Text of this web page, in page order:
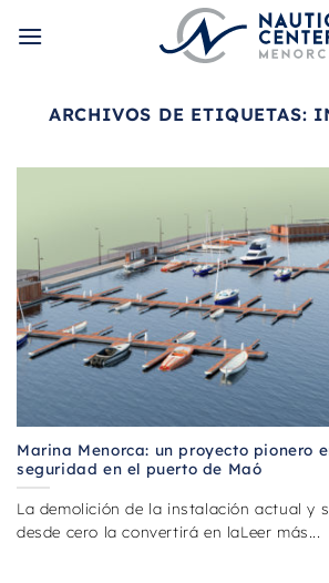
ARCHIVOS DE ETIQUETAS:
Marina Menorca: un proyecto pionero
seguridad en el puerto de Maó
La demolición de la instalación actual y
desde cero la convertirá en laLeer más...